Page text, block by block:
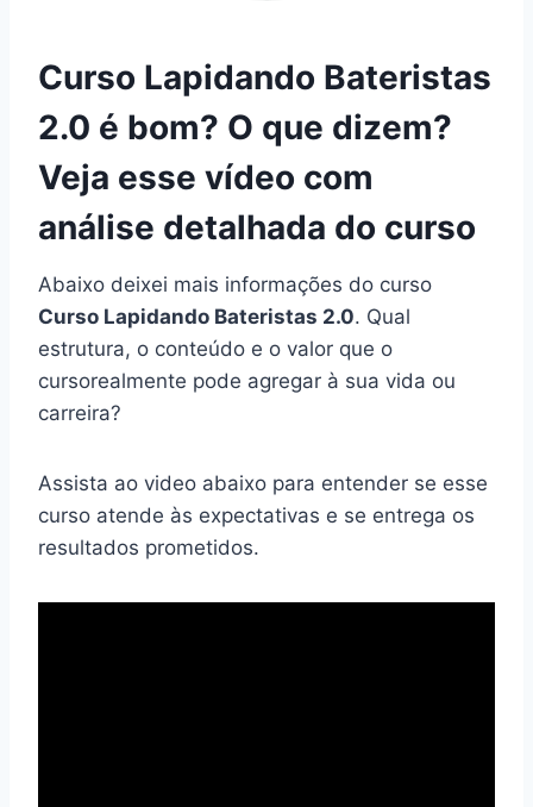
Curso Lapidando Bateristas
2.0 é bom? O que dizem?
Veja esse vídeo com
análise detalhada do curso
Abaixo deixei mais informações do curso
Curso Lapidando Bateristas 2.0. Qual
estrutura, o conteúdo e o valor que o
cursorealmente pode agregar à sua vida ou
carreira?
Assista ao video abaixo para entender se esse
curso atende às expectativas e se entrega os
resultados prometidos.